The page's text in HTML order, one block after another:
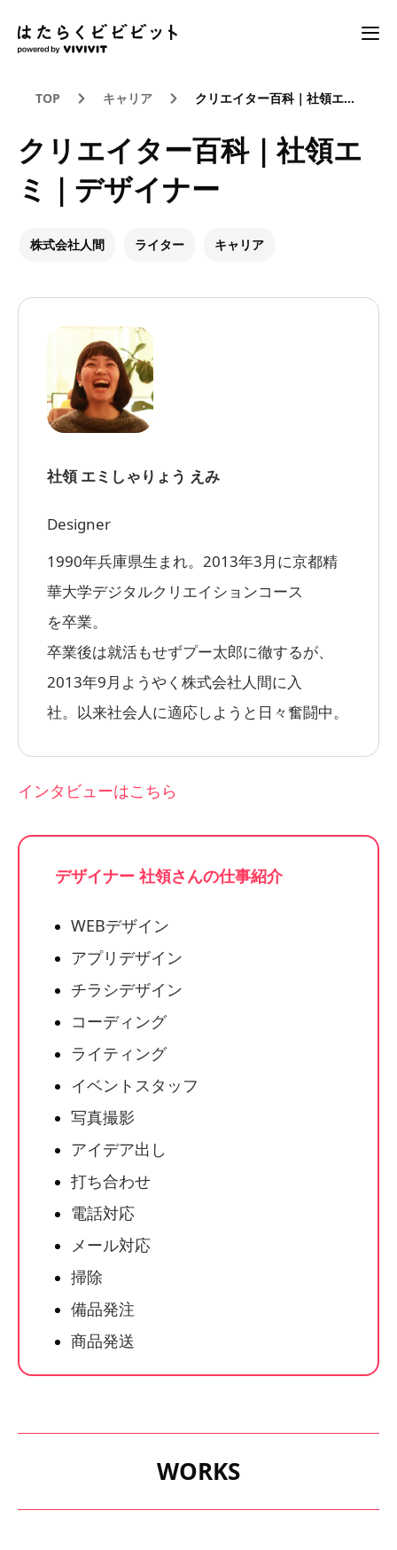
TOP キャリア クリエイター百科｜社領エミ｜デザイナー
クリエイター百科｜社領エ
ミ｜デザイナー
株式会社人間 ライター キャリア
社領 エミ しゃりょう えみ
Designer
1990年兵庫県生まれ。2013年3月に京都精
華大学デジタルクリエイションコース
を卒業。
卒業後は就活もせずプー太郎に徹するが、
2013年9月ようやく株式会社人間に入
社。以来社会人に適応しようと日々奮闘中。
インタビューはこちら
デザイナー 社領さんの仕事紹介
WEBデザイン
アプリデザイン
チラシデザイン
コーディング
ライティング
イベントスタッフ
写真撮影
アイデア出し
打ち合わせ
電話対応
メール対応
掃除
備品発注
商品発送
WORKS